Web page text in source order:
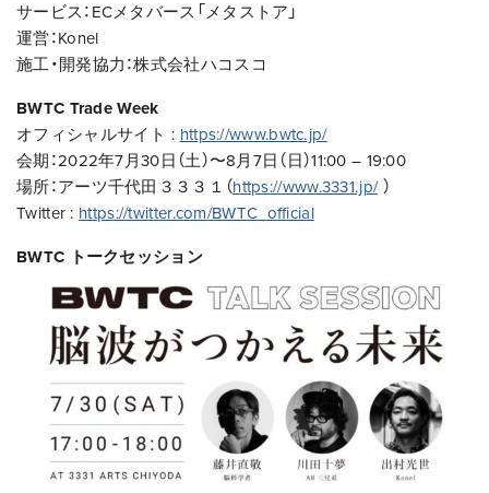
サービス：ECメタバース「メタストア」
運営：Konel
施工・開発協力：株式会社ハコスコ
BWTC Trade Week
オフィシャルサイト : https://www.bwtc.jp/
会期：2022年7月30日（土）〜8月7日（日）11:00 – 19:00
場所：アーツ千代田３３３１（https://www.3331.jp/）
Twitter : https://twitter.com/BWTC_official
BWTC トークセッション